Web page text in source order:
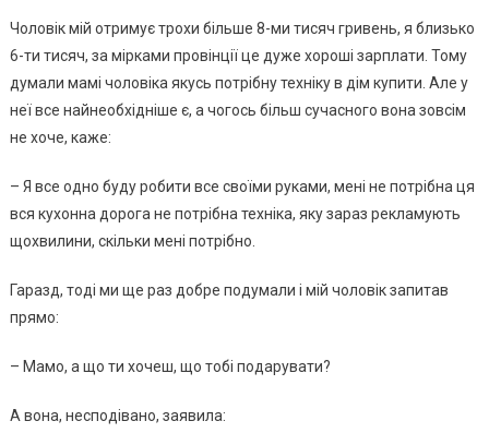
Чоловік мій отримує трохи більше 8-ми тисяч гривень, я близько
6-ти тисяч, за мірками провінції це дуже хороші зарплати. Тому
думали мамі чоловіка якусь потрібну техніку в дім купити. Але у
неї все найнеобхідніше є, а чогось більш сучасного вона зовсім
не хоче, каже:
– Я все одно буду робити все своїми руками, мені не потрібна ця
вся кухонна дорога не потрібна техніка, яку зараз рекламують
щохвилини, скільки мені потрібно.
Гаразд, тоді ми ще раз добре подумали і мій чоловік запитав
прямо:
– Мамо, а що ти хочеш, що тобі подарувати?
А вона, несподівано, заявила: